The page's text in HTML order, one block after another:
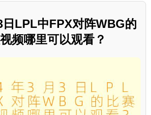
日LPL中FPX对阵WBG的
频哪里可以观看？